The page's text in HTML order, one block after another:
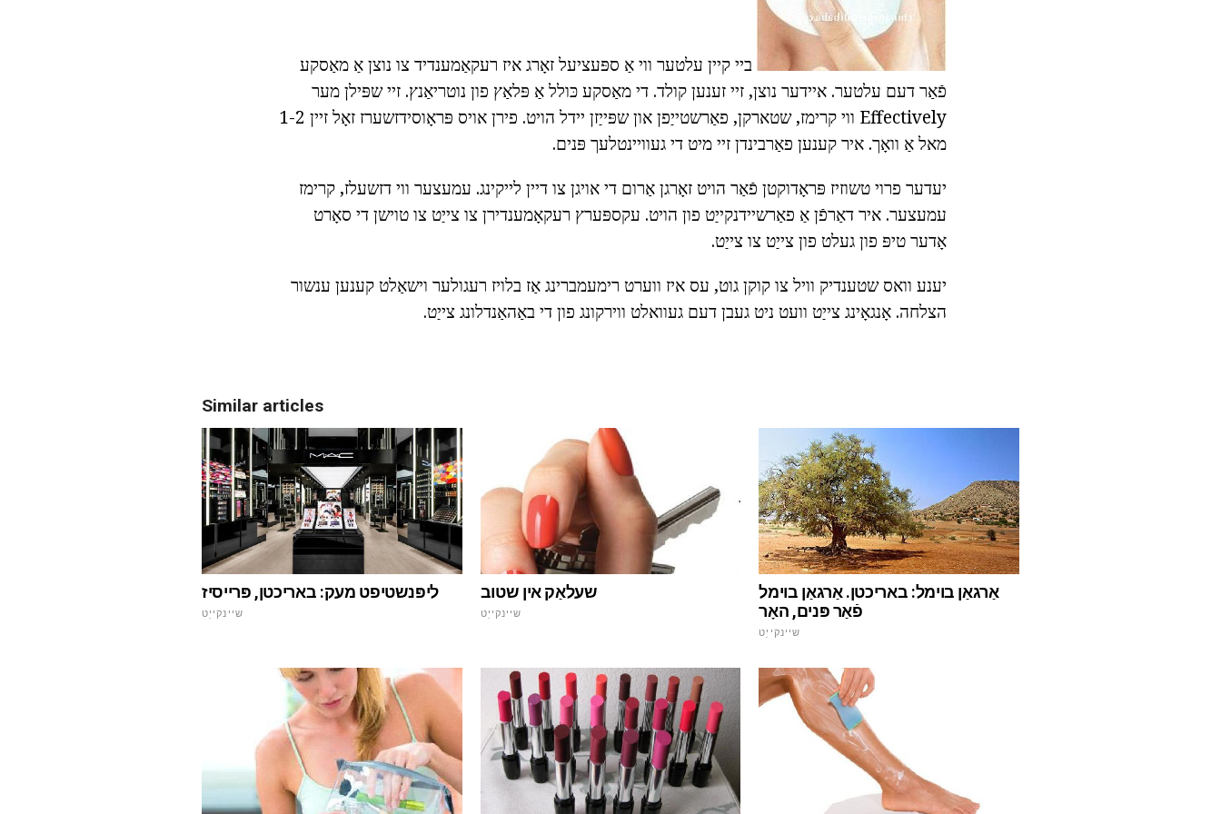
ביי קיין עלטער ווי אַ ספּעציעל זאָרג איז רעקאַמענדיד צו נוצן אַ מאַסקע
פֿאַר דעם עלטער. איידער נוצן, זיי זענען קולד. די מאַסקע כּולל אַ פּלאַץ פון נוטריאַנץ. זיי שפּילן מער
Effectively ווי קרימז, שטארקן, פאַרשטייַפן און שפּייַזן יידל הויט. פירן אויס פּראָוסידזשערז זאָל זיין 1-2
מאל אַ וואָך. איר קענען פאַרבינדן זיי מיט די געוויינטלעך פּנים.
יעדער פרוי טשוזיז פּראָדוקטן פֿאַר הויט זאָרגן אַרום די אויגן צו דיין לייקינג. עמעצער ווי דזשעלז, קרימז
עמעצער. איר דאַרפֿן אַ פאַרשיידנקייַט פון הויט. עקספּערץ רעקאָמענדירן צו צייַט צו טוישן די סאָרט
אָדער טיפּ פון געלט פון צייַט צו צייַט.
יענע וואס שטענדיק וויל צו קוקן גוט, עס איז ווערט רימעמברינג אַז בלויז רעגולער וישאַלט קענען ענשור
הצלחה. אָנגאָינג צייַט וועט ניט געבן דעם געוואלט ווירקונג פון די באַהאַנדלונג צייַט.
Similar articles
ליפּנשטיפט מעק: באריכטן, פּרייסיז
שיינקייַט
שעלאַק אין שטוב
שיינקייַט
אַרגאַן בוימל: באריכטן. אַרגאַן בוימל
פֿאַר פּנים, האָר
שיינקייַט